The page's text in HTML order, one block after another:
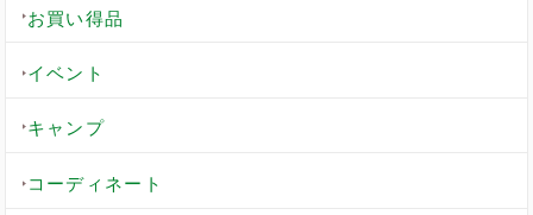
お買い得品
イベント
キャンプ
コーディネート